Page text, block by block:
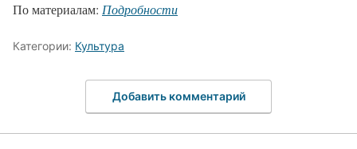
По материалам: Подробности
Категории: Культура
Добавить комментарий